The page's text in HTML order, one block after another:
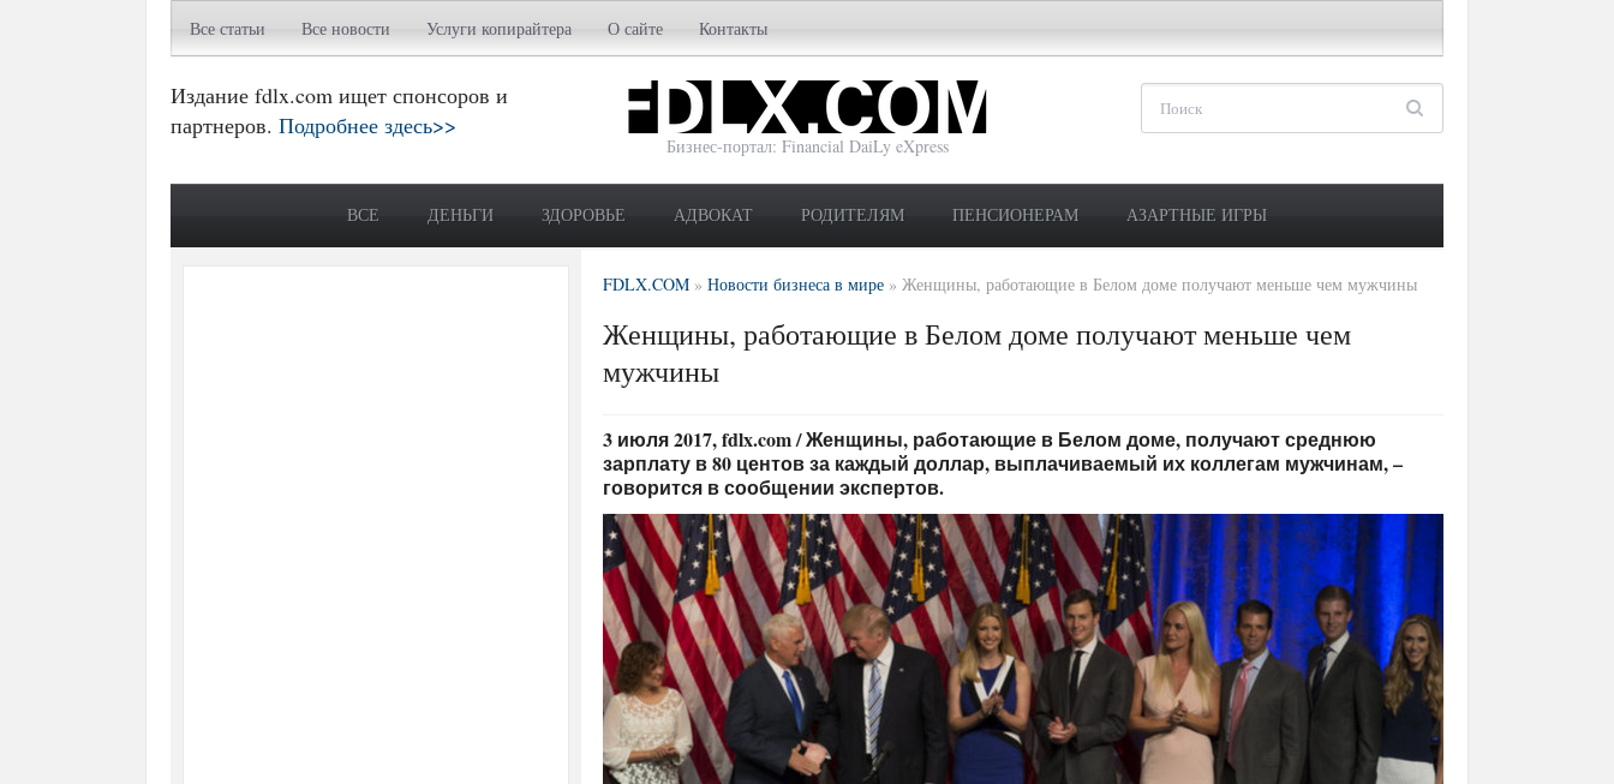
Все статьи Все новости Услуги копирайтера О сайте Контакты
Издание fdlx.com ищет спонсоров и
партнеров. Подробнее здесь>>
Бизнес-портал: Financial DaiLy eXpress
ВСЕ ДЕНЬГИ ЗДОРОВЬЕ АДВОКАТ РОДИТЕЛЯМ ПЕНСИОНЕРАМ АЗАРТНЫЕ ИГРЫ
FDLX.COM » Новости бизнеса в мире » Женщины, работающие в Белом доме получают меньше чем мужчины
Женщины, работающие в Белом доме получают меньше чем
мужчины
3 июля 2017, fdlx.com / Женщины, работающие в Белом доме, получают среднюю
зарплату в 80 центов за каждый доллар, выплачиваемый их коллегам мужчинам, –
говорится в сообщении экспертов.